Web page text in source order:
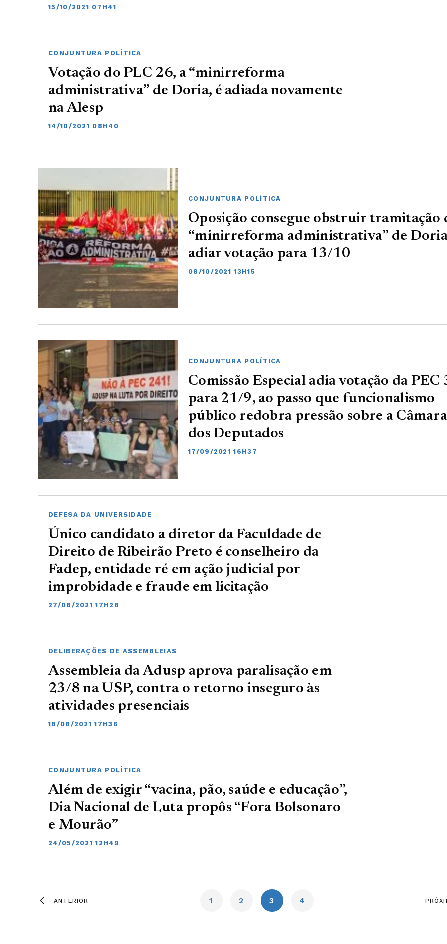
15/10/2021 07H41
CONJUNTURA POLÍTICA
Votação do PLC 26, a “minirreforma
administrativa” de Doria, é adiada novamente
na Alesp
14/10/2021 08H40
CONJUNTURA POLÍTICA
Oposição consegue obstruir tramitação
“minirreforma administrativa” de
adiar votação para 13/10
08/10/2021 13H15
CONJUNTURA POLÍTICA
Comissão Especial adia votação da PEC
para 21/9, ao passo que funcionalismo
público redobra pressão sobre a Câmara
dos Deputados
17/09/2021 16H37
DEFESA DA UNIVERSIDADE
Único candidato a diretor da Faculdade de
Direito de Ribeirão Preto é conselheiro da
Fadep, entidade ré em ação judicial por
improbidade e fraude em licitação
27/08/2021 17H28
DELIBERAÇÕES DE ASSEMBLEIAS
Assembleia da Adusp aprova paralisação em
23/8 na USP, contra o retorno inseguro às
atividades presenciais
18/08/2021 17H36
CONJUNTURA POLÍTICA
Além de exigir “vacina, pão, saúde e educação”,
Dia Nacional de Luta propôs “Fora Bolsonaro
e Mourão”
24/05/2021 12H49
ANTERIOR 1 2 3 4